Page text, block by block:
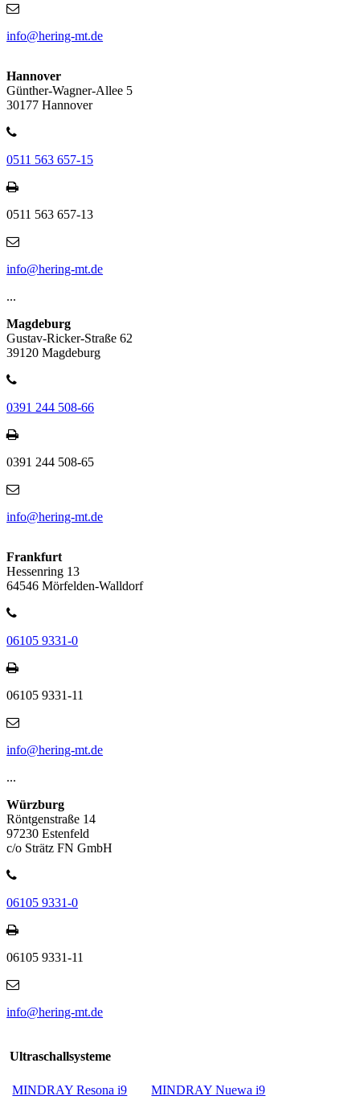
info@hering-mt.de
Hannover
Günther-Wagner-Allee 5
30177 Hannover
0511 563 657-15
0511 563 657-13
info@hering-mt.de
...
Magdeburg
Gustav-Ricker-Straße 62
39120 Magdeburg
0391 244 508-66
0391 244 508-65
info@hering-mt.de
Frankfurt
Hessenring 13
64546 Mörfelden-Walldorf
06105 9331-0
06105 9331-11
info@hering-mt.de
...
Würzburg
Röntgenstraße 14
97230 Estenfeld
c/o Strätz FN GmbH
06105 9331-0
06105 9331-11
info@hering-mt.de
Ultraschallsysteme
MINDRAY Resona i9
MINDRAY Nuewa i9